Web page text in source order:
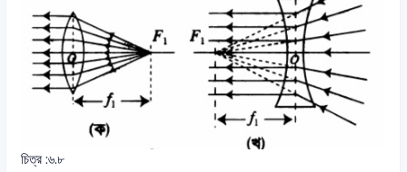
চিত্র :৬.৮